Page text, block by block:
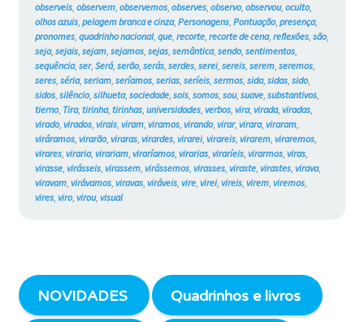
observeis, observem, observemos, observes, observo, observou, oculto,
olhos azuis, pelagem branca e cinza, Personagens, Pontuação, presença,
pronomes, quadrinho nacional, que, recorte, recorte de cena, reflexões, são,
seja, sejais, sejam, sejamos, sejas, semântica, sendo, sentimentos,
sequência, ser, Será, serão, serás, serdes, serei, sereis, serem, seremos,
seres, séria, seriam, seríamos, serias, seríeis, sermos, sida, sidas, sido,
sidos, silêncio, silhueta, sociedade, sois, somos, sou, suave, substantivos,
tierno, Tira, tirinha, tirinhas, universidades, verbos, vira, virada, viradas,
virado, virados, virais, viram, viramos, virando, virar, virara, viraram,
viráramos, virarão, viraras, virardes, virarei, virareis, virarem, viraremos,
virares, viraria, virariam, viraríamos, virarias, viraríeis, virarmos, viras,
virasse, virásseis, virassem, virássemos, virasses, viraste, virastes, virava,
viravam, virávamos, viravas, viráveis, vire, virei, vireis, virem, viremos,
vires, viro, virou, visual
NOVIDADES Quadrinhos e livros